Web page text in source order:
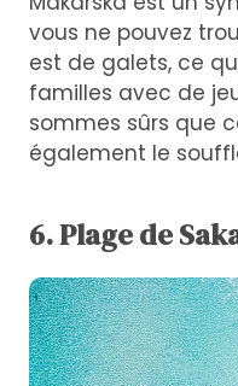
vous ne pouvez
est de galets, ce
familles avec de
sommes sûrs que
également le
6. Plage de